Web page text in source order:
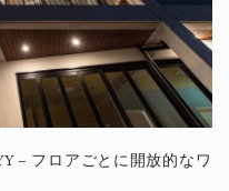
– フロアごとに開放的なワ